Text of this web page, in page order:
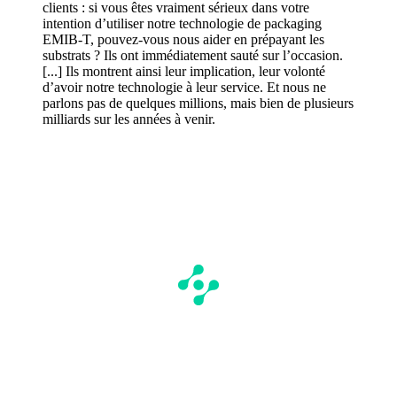
clients : si vous êtes vraiment sérieux dans votre
intention d’utiliser notre technologie de packaging
EMIB‑T, pouvez‑vous nous aider en prépayant les
substrats ? Ils ont immédiatement sauté sur l’occasion.
[...] Ils montrent ainsi leur implication, leur volonté
d’avoir notre technologie à leur service. Et nous ne
parlons pas de quelques millions, mais bien de plusieurs
milliards sur les années à venir.